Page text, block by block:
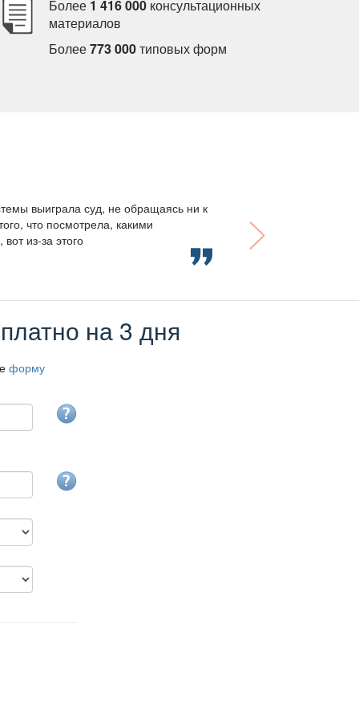
Более 1 416 000 консультационных
материало
Более773 000типовых форм
выиграла суд, не обращаясь ни к
что посмотрела, какими
из-за этого
на 3 дня
форму